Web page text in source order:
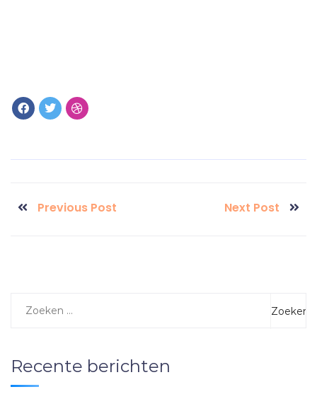
Previous Post Next Post
Recente berichten